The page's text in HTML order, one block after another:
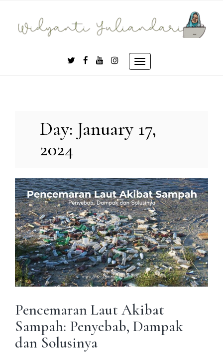
content
Toggle
Day: January 17,
2024
Pencemaran Laut Akibat
Sampah: Penyebab, Dampak
dan Solusinya